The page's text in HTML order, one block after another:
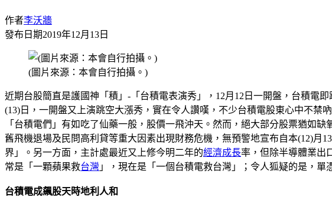
作者李沃牆
發布日期2019年12月13日
(圖片來源：本會自行拍攝。)
近期台股簡直是護國神「積」-「台積電表演秀」，12月12日一開盤，台積電
(13)日，一開盤又上演跳空大漲秀，實在令人讚嘆，不少台積電股東心中不
「台積電們」有如吃了仙藥一般，股價一飛沖天。然而，絕大部分股票猶如
舊飛機退場及民問高利貸等重大因素出現財務危機，無預警地宣布自本(12)
界」。另一方面，主計處最近又上修今明二年的經濟成長率，但除半導體業出
常是「一顆蘋果救台灣 」，現在是「一個台積電救台灣」；令人狐疑的是，
台積電成飆股天時地利人和